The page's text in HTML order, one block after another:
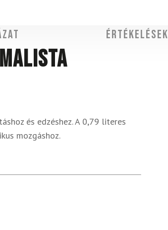
Értékelések
és edzéshez. A 0,79 literes
mozgáshoz.